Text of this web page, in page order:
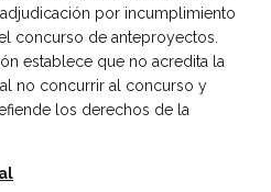
por incumplimiento
concurso de anteproyectos.
establece que no acredita la
no concurrir al concurso y
los derechos de la